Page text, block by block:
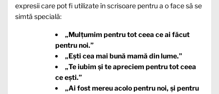
expresii care pot fi utilizate în scrisoare pentru a o face să se
simtă specială:
„Mulțumim pentru tot ceea ce ai făcut
pentru noi.”
„Ești cea mai bună mamă din lume.”
„Te iubim și te apreciem pentru tot ceea
ce ești.”
„Ai fost mereu acolo pentru noi, și pentru